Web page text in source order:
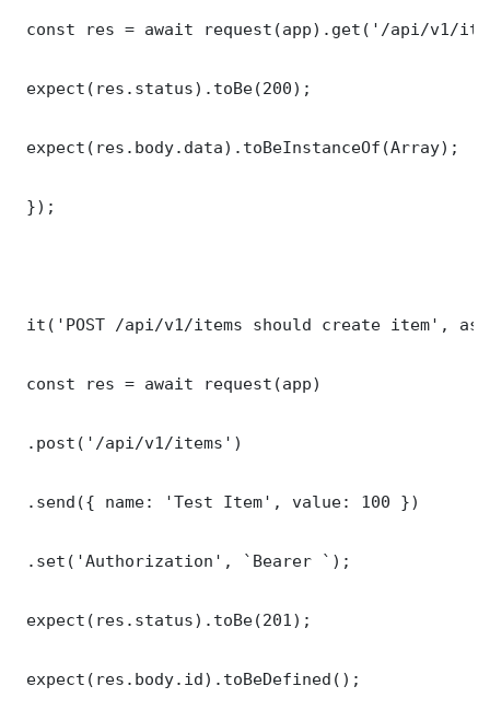
const res = await request(app).get('/api/v1/
expect(res.status).toBe(200);
expect(res.body.data).toBeInstanceOf(Array);
});
it('POST /api/v1/items should create item',
const res = await request(app)
.post('/api/v1/items')
.send({ name: 'Test Item', value: 100 })
.set('Authorization', `Bearer `);
expect(res.status).toBe(201);
expect(res.body.id).toBeDefined();